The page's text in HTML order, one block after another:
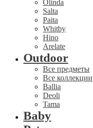
Olinda
Salta
Paita
Whitby
Hino
Arelate
Outdoor
Все предметы
Все коллекции
Ballia
Deoli
Tama
Baby